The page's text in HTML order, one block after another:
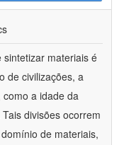
materiais é
de civilizações, a
a idade da
divisões ocorrem
de materiais,